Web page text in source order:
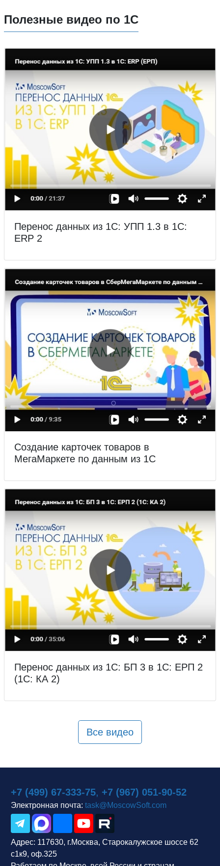
Полезные видео по 1С
Перенос данных из 1С: УПП 1.3 в 1С:
ERP 2
Создание карточек товаров в
МегаМаркете по данным из 1С
Перенос данных из 1С: БП 3 в 1С: ЕРП 2
(1С: КА 2)
Все видео
+7 (499) 67-333-75, +7 (967) 051-90-52
Электронная почта: task@MoscowSoft.com
Адрес: 117630, г.Москва, Старокалужское шоссе 62
с1к9, оф.325